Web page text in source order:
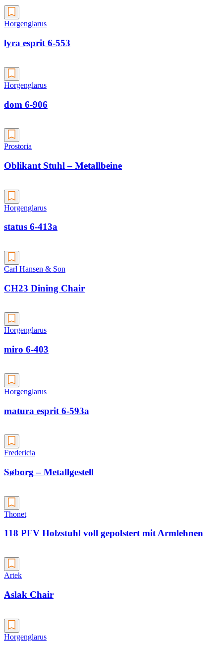
Horgenglarus
lyra esprit 6-553
Horgenglarus
dom 6-906
Prostoria
Oblikant Stuhl – Metallbeine
Horgenglarus
status 6-413a
Carl Hansen & Son
CH23 Dining Chair
Horgenglarus
miro 6-403
Horgenglarus
matura esprit 6-593a
Fredericia
Søborg – Metallgestell
Thonet
118 PFV Holzstuhl voll gepolstert mit Armlehnen
Artek
Aslak Chair
Horgenglarus